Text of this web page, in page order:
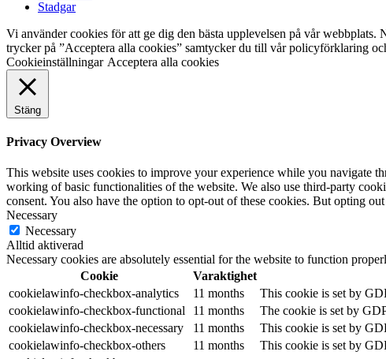
Stadgar
Vi använder cookies för att ge dig den bästa upplevelsen på vår
trycker på ”Acceptera alla cookies” samtycker du till vår policyförklaring
Cookieinställningar Acceptera alla cookies
Stäng
Privacy Overview
This website uses cookies to improve your experience while you navigate
working of basic functionalities of the website. We also use third-party
consent. You also have the option to opt-out of these cookies. But opting
Necessary
Necessary
Alltid aktiverad
Necessary cookies are absolutely essential for the website to function
Cookie
Varaktighet
cookielawinfo-checkbox-analytics
11 months
This cookie is set by
cookielawinfo-checkbox-functional
11 months
The cookie is set by
cookielawinfo-checkbox-necessary
11 months
This cookie is set by
cookielawinfo-checkbox-others
11 months
This cookie is set by